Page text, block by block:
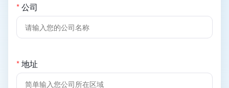
*公司
*地址